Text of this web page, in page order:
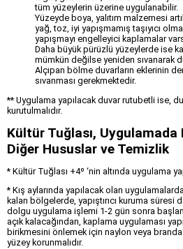
tüm yüzeylerin üzerine uygulanabilir.
Yüzeyde boya, yalıtım malzemesi
yağ, toz, iyi yapışmamış taşıyıcı
yapışmayı engelleyici kaplamalar
Daha büyük pürüzlü yüzeylerde ise
mümkün değilse yeniden sıvanarak
Alçıpan bölme duvarların eklerinin
sıvanması gerekmektedir.
** Uygulama yapılacak duvar rutubetli ise,
kurutulmalıdır.
Kültür Tuğlası, Uygulamada
Diğer Hususlar ve Temizlik
* Kültür Tuğlası +4º ‘nin altında uygulama
* Kış aylarında yapılacak olan
kalan bölgelerde, yapıştırıcı kuruma süresi
dolgu uygulama işlemi 1-2 gün sonra
açık kalacağından, kaplama uygulaması
birikmesini önlemek için naylon veya
yüzey korunmalıdır.